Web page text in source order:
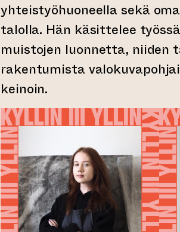
yhteistyöhuoneella sekä
talolla. Hän käsittelee
muistojen luonnetta, niiden
rakentumista
keinoin.